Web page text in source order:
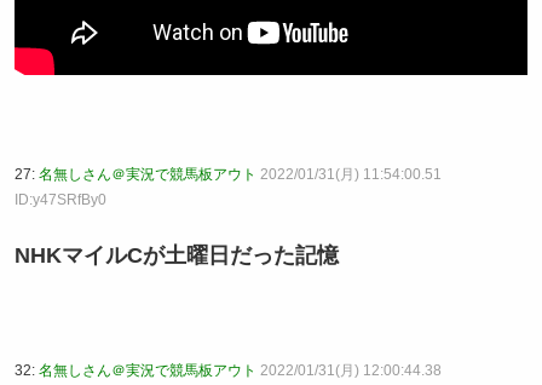
27: 名無しさん＠実況で競馬板アウト 2022/01/31(月) 11:54:00.51
ID:y47SRfBy0
NHKマイルCが土曜日だった記憶
32: 名無しさん＠実況で競馬板アウト 2022/01/31(月) 12:00:44.38